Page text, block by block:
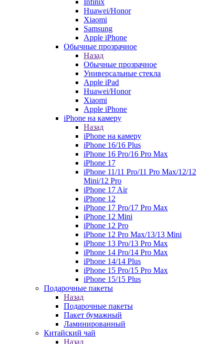
Infinix
Huawei/Honor
Xiaomi
Samsung
Apple iPhone
Обычные прозрачное
Назад
Обычные прозрачное
Универсальные стекла
Apple iPad
Huawei/Honor
Xiaomi
Apple iPhone
iPhone на камеру
Назад
iPhone на камеру
iPhone 16/16 Plus
iPhone 16 Pro/16 Pro Max
iPhone 17
iPhone 11/11 Pro/11 Pro Max/12/12
Mini/12 Pro
iPhone 17 Air
iPhone 12
iPhone 17 Pro/17 Pro Max
iPhone 12 Mini
iPhone 12 Pro
iPhone 12 Pro Max/13/13 Mini
iPhone 13 Pro/13 Pro Max
iPhone 14 Pro/14 Pro Max
iPhone 14/14 Plus
iPhone 15 Pro/15 Pro Max
iPhone 15/15 Plus
Подарочные пакеты
Назад
Подарочные пакеты
Пакет бумажный
Ламинированный
Китайский чай
Назад